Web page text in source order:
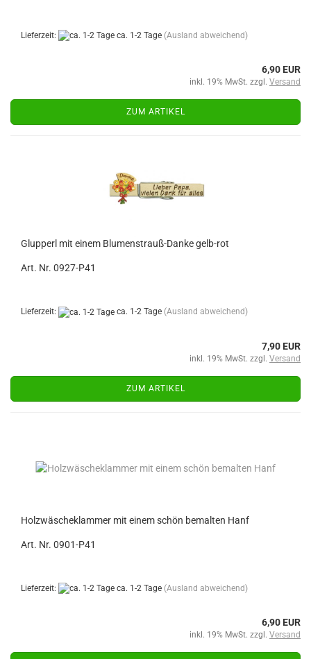
Lieferzeit: ca. 1-2 Tage (Ausland abweichend)
6,90 EUR
inkl. 19% MwSt. zzgl. Versand
ZUM ARTIKEL
Glupperl mit einem Blumenstrauß-Danke gelb-rot
Art. Nr. 0927-P41
Lieferzeit: ca. 1-2 Tage (Ausland abweichend)
7,90 EUR
inkl. 19% MwSt. zzgl. Versand
ZUM ARTIKEL
Holzwäscheklammer mit einem schön bemalten Hanf
Art. Nr. 0901-P41
Lieferzeit: ca. 1-2 Tage (Ausland abweichend)
6,90 EUR
inkl. 19% MwSt. zzgl. Versand